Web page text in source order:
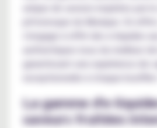
unique de saveurs inspirées par le
pittoresque du Mexique. En
s'engage à offrir des e-liquides
authentiques issus du meilleur
garantissant une expérience de
exceptionnelle à chaque bouffée !
La gamme d'e-
saveurs fruitées